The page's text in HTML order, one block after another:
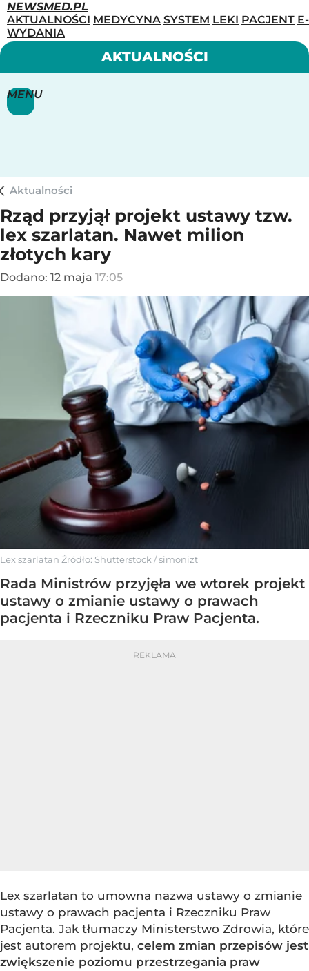
NEWSMED.PL
AKTUALNOŚCI MEDYCYNA SYSTEM LEKI PACJENT E-
WYDANIA
MENU
AKTUALNOŚCI
Aktualności
Rząd przyjął projekt ustawy tzw.
lex szarlatan. Nawet milion
złotych kary
Dodano: 12 maja 17:05
Lex szarlatan Źródło: Shutterstock/simonizt
Rada Ministrów przyjęła we wtorek projekt
ustawy o zmianie ustawy o prawach
pacjenta i Rzeczniku Praw Pacjenta.
Lex szarlatan to umowna nazwa ustawy o zmianie
ustawy o prawach pacjenta i Rzeczniku Praw
Pacjenta. Jak tłumaczy Ministerstwo Zdrowia, które
jest autorem projektu, celem zmian przepisów jest
zwiększenie poziomu przestrzegania praw